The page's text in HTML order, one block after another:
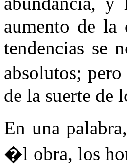
aumento de la
tendencias se
absolutos;
de la suerte de
En una
�l obra, los